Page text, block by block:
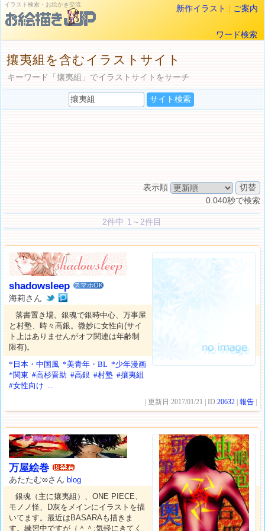
イラスト検索・お絵かき交流 新作イラスト | ご案内
ワード検索
攘夷組を含むイラストサイト
キーワード「攘夷組」でイラストサイトをサーチ
表示順
0.040秒で検索
2件中 1～2件目
shadowsleep スマホOK
海莉さん
落書置き場。銀魂で銀時中心、万事屋
と村塾、時々高銀。微妙に女性向(サイ
ト上はありませんがオフ関連は年齢制
限有)。
*日本・中国風 *美青年・BL *少年漫画
*関東 #高杉晋助 #高銀 #村塾 #攘夷組
#女性向け ...
| 更新日:2017/01/21 | ID:20632 |報告
万屋絵巻
あたたむ∞さんblog
銀魂（主に攘夷組）、ONE PIECE、
モノノ怪、D灰をメインにイラストを描
いてます。最近はBASARAも描きま
す。練習中ですが（＾＾:気軽にきてく